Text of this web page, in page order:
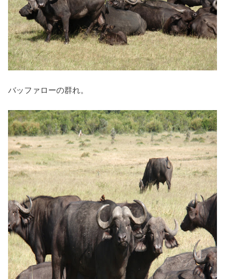
バッファローの群れ。